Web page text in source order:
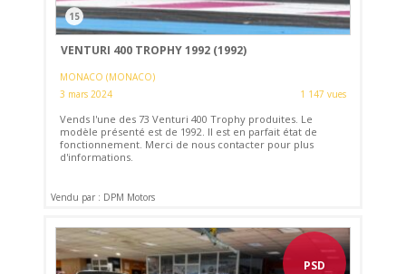
15
VENTURI 400 TROPHY 1992 (1992)
MONACO (MONACO)
3 mars 2024
1 147 vues
Vends l'une des 73 Venturi 400 Trophy produites. Le
modèle présenté est de 1992. Il est en parfait état de
fonctionnement. Merci de nous contacter pour plus
d'informations.
Vendu par : DPM Motors
PSD